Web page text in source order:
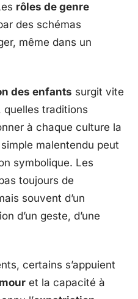
rôles de genre
des schémas
même dans un
des enfants surgit vite
quelles traditions
à chaque culture la
malentendu peut
symbolique. Les
toujours de
souvent d’un
d’un geste, d’une
certains s’appuient
et la capacité à